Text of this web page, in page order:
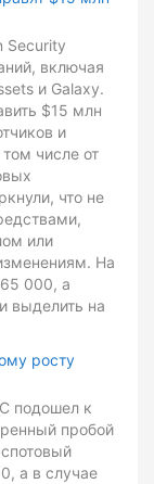
Security
включая
и Galaxy.
$15 млн
и
числе от
что не
или
На
000, а
выделить на
росту
подошел к
пробой
а в случае